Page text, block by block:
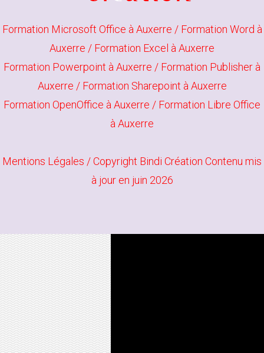
Formation Microsoft Office à Auxerre / Formation Word à
Auxerre / Formation Excel à Auxerre
Formation Powerpoint à Auxerre / Formation Publisher à
Auxerre / Formation Sharepoint à Auxerre
Formation OpenOffice à Auxerre / Formation Libre Office
à Auxerre
Mentions Légales / Copyright Bindi Création Contenu mis
à jour en juin 2026